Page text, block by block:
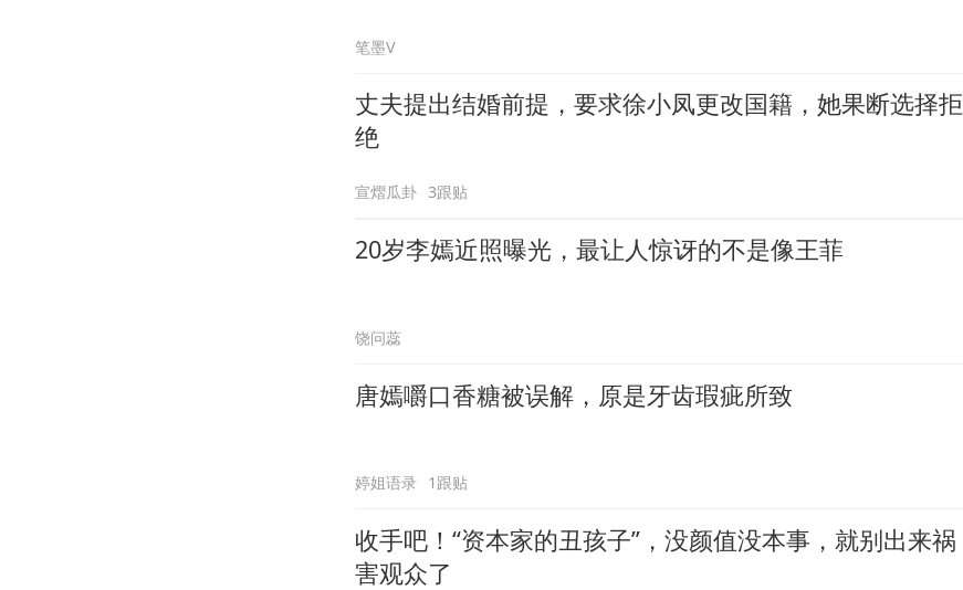
笔墨V
丈夫提出结婚前提，要求徐小凤更改国籍，她果断选择拒
绝
宣熠瓜卦 3跟贴
20岁李嫣近照曝光，最让人惊讶的不是像王菲
饶问蕊
唐嫣嚼口香糖被误解，原是牙齿瑕疵所致
婷姐语录 1跟贴
收手吧！“资本家的丑孩子”，没颜值没本事，就别出来祸
害观众了